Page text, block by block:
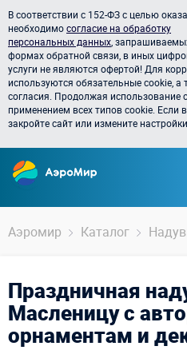
В соответствии с 152-ФЗ с целью
необходимосогласие на обработку
персональных данных ,
формах обратной связи, в иных
услуги не являются офертой! Для
используются обязательные cookie,
согласия. Продолжая использование
применением всех типов cookie. Если
закройте сайт или измените
Аэромир Каталог
Праздничная
Масленицу с
орнаментам и